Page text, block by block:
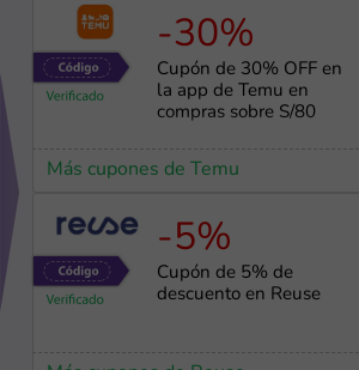
-30%
Cupón de 30% OFF en
la app de Temu en
compras sobre S/80
Más cupones de Temu
-5%
Cupón de 5% de
descuento en Reuse